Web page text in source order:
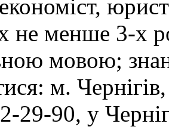
не менше 3-х
мовою;
м.
29-90, у